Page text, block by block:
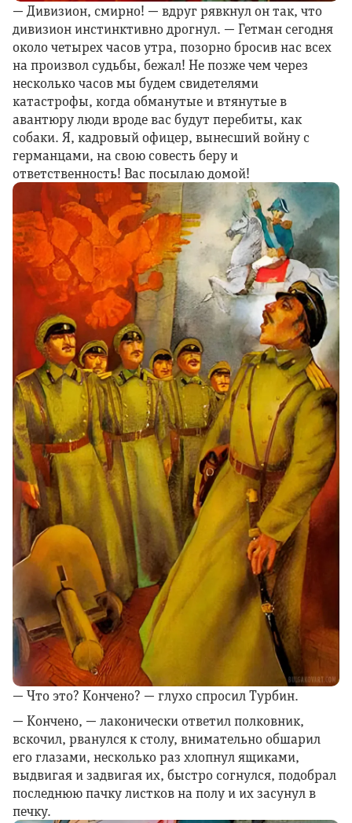
— Дивизион, смирно! — вдруг рявкнул он так, что
дивизион инстинктивно дрогнул. — Гетман сегодня
около четырех часов утра, позорно бросив нас всех
на произвол судьбы, бежал! Не позже чем через
несколько часов мы будем свидетелями
катастрофы, когда обманутые и втянутые в
авантюру люди вроде вас будут перебиты, как
собаки. Я, кадровый офицер, вынесший войну с
германцами, на свою совесть беру и
ответственность! Вас посылаю домой!
— Что это? Кончено? — глухо спросил Турбин.
— Кончено, — лаконически ответил полковник,
вскочил, рванулся к столу, внимательно обшарил
его глазами, несколько раз хлопнул ящиками,
выдвигая и задвигая их, быстро согнулся, подобрал
последнюю пачку листков на полу и их засунул в
печку.